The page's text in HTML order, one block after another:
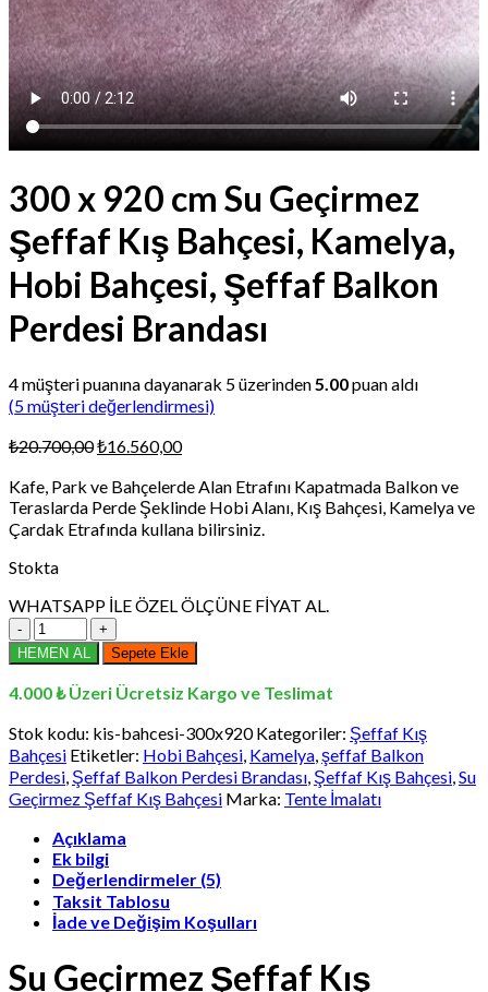
300 x 920 cm Su Geçirmez
Şeffaf Kış Bahçesi, Kamelya,
Hobi Bahçesi, Şeffaf Balkon
Perdesi Brandası
4müşteri puanına dayanarak 5 üzerinden5.00puan aldı
(5müşteri değerlendirmesi)
₺20.700,00Orijinal
₺20.700,00.
₺16.560,00Şu
fiyat:
₺16.560,00.
Kafe, Park ve Bahçelerde Alan Etrafını Kapatmada Balkon ve
Teraslarda Perde Şeklinde Hobi Alanı, Kış Bahçesi, Kamelya ve
Çardak Etrafında kullana bilirsiniz.
Stokta
WHATSAPP İLE ÖZEL ÖLÇÜNE FİYAT AL.
300
x
920
cm
Geçirmez
Şeffaf
Kış
Bahçesi,
Kamelya,
Hobi
Bahçesi,
Şeffaf
Balkon
Perdesi
adet
HEMEN AL Sepete Ekle
4.000 ₺ Üzeri Ücretsiz Kargo ve Teslimat
Stok kodu: kis-bahcesi-300x920 Kategoriler: Şeffaf Kış
Bahçesi Etiketler: Hobi Bahçesi, Kamelya,şeffaf Balkon
Perdesi, Şeffaf Balkon Perdesi Brandası, Şeffaf Kış Bahçesi,Su
Geçirmez Şeffaf Kış Bahçesi Marka: Tente İmalatı
Açıklama
Ek bilgi
Değerlendirmeler (5)
Taksit Tablosu
İade ve Değişim Koşulları
Su Geçirmez Şeffaf Kış